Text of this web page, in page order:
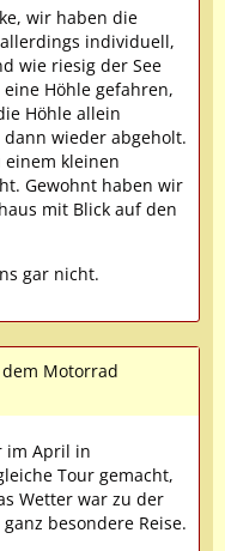
wir haben die
individuell,
wie riesig der See
Höhle gefahren,
Höhle allein
wieder abgeholt.
einem kleinen
Gewohnt haben wir
mit Blick auf den
gar nicht.
Motorrad
im April in
Tour gemacht,
Wetter war zu der
besondere Reise.